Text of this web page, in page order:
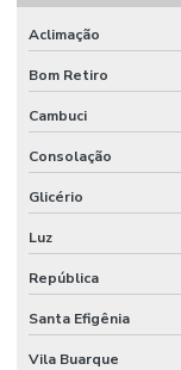
Válvula esfera preço
Válvula esfera tripartida
Válvula para filtro de
Válvula flangeada
Válvula gaveta
Válvula gaveta aço
Válvula gaveta ferro
Válvula gaveta
Aclimação
Bom Retiro
Cambuci
Consolação
Glicério
Luz
República
Santa Efigênia
Vila Buarque